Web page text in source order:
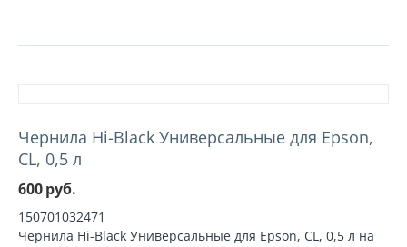
Чернила Hi-Black Универсальные для Epson,
CL, 0,5 л
600руб.
150701032471
Чернила Hi-Black Универсальные для Epson, CL, 0,5 л на